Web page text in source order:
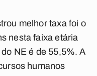
melhor taxa foi o
nesta faixa etária
NE é de 55,5%. A
humanos